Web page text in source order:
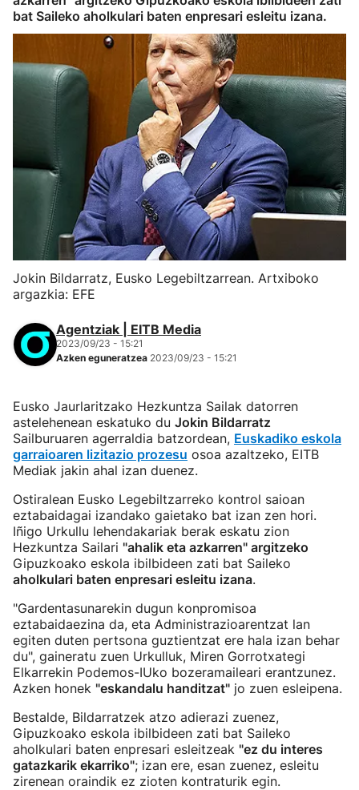
bat Saileko aholkulari baten enpresari esleitu izana.
Jokin Bildarratz, Eusko Legebiltzarrean. Artxiboko
argazkia: EFE
Agentziak | EITB Media
2023/09/23 - 15:21
Azken eguneratzea 2023/09/23 - 15:21
Eusko Jaurlaritzako Hezkuntza Sailak datorren
astelehenean eskatuko du Jokin Bildarratz
Sailburuaren agerraldia batzordean, Euskadiko eskola
garraioaren lizitazio prozesu osoa azaltzeko, EITB
Mediak jakin ahal izan duenez.
Ostiralean Eusko Legebiltzarreko kontrol saioan
eztabaidagai izandako gaietako bat izan zen hori.
Iñigo Urkullu lehendakariak berak eskatu zion
Hezkuntza Sailari "ahalik eta azkarren" argitzeko
Gipuzkoako eskola ibilbideen zati bat Saileko
aholkulari baten enpresari esleitu izana.
"Gardentasunarekin dugun konpromisoa
eztabaidaezina da, eta Administrazioarentzat lan
egiten duten pertsona guztientzat ere hala izan behar
du", gaineratu zuen Urkulluk, Miren Gorrotxategi
Elkarrekin Podemos-IUko bozeramaileari erantzunez.
Azken honek "eskandalu handitzat" jo zuen esleipena.
Bestalde, Bildarratzek atzo adierazi zuenez,
Gipuzkoako eskola ibilbideen zati bat Saileko
aholkulari baten enpresari esleitzeak "ez du interes
gatazkarik ekarriko"; izan ere, esan zuenez, esleitu
zirenean oraindik ez zioten kontraturik egin.